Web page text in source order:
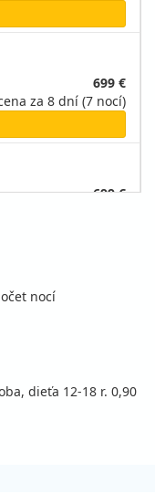
699 €
za 8 dní (7 nocí)
699 €
nocí
dieťa 12-18 r. 0,90